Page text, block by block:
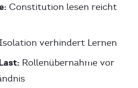
Constitution lesen reicht
verhindert Lernen
Rollenübernahme vor